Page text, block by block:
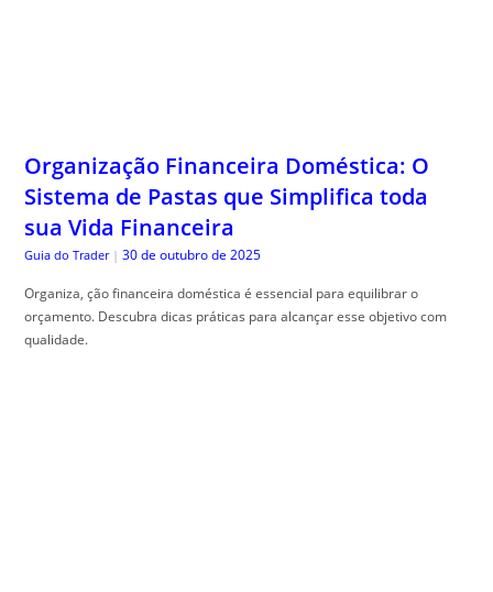
Organização Financeira Doméstica: O
Sistema de Pastas que Simplifica toda
sua Vida Financeira
Guia do Trader | 30 de outubro de 2025
Organiza, ção financeira doméstica é essencial para equilibrar o
orçamento. Descubra dicas práticas para alcançar esse objetivo com
qualidade.